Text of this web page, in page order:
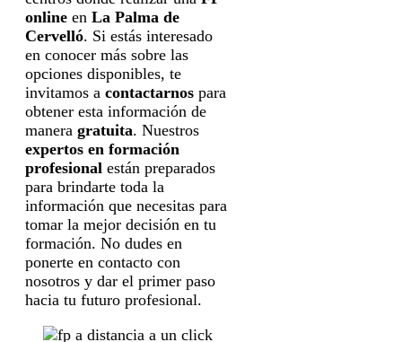
online en La Palma de
Cervelló. Si estás interesado
en conocer más sobre las
opciones disponibles, te
invitamos a contactarnos para
obtener esta información de
manera gratuita. Nuestros
expertos en formación
profesional están preparados
para brindarte toda la
información que necesitas para
tomar la mejor decisión en tu
formación. No dudes en
ponerte en contacto con
nosotros y dar el primer paso
hacia tu futuro profesional.